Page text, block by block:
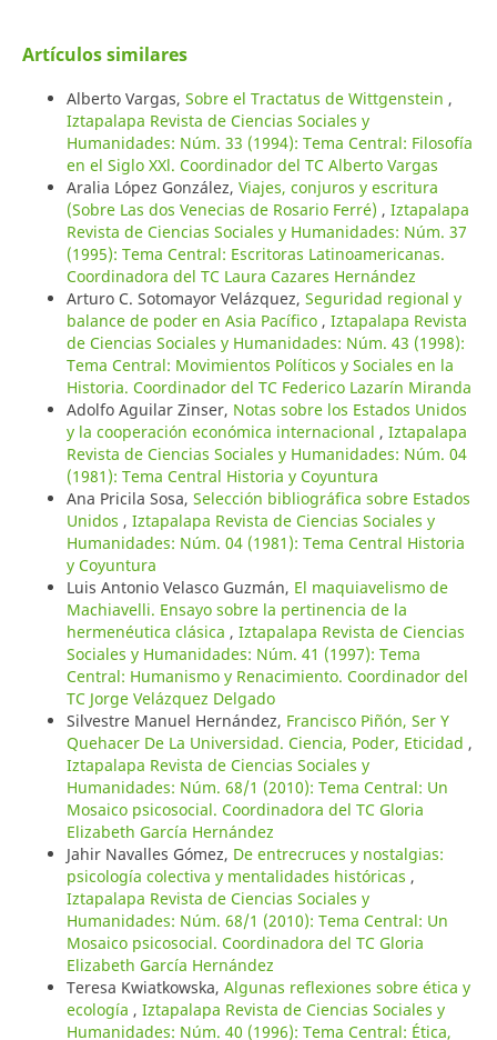
Artículos similares
Alberto Vargas, Sobre el Tractatus de Wittgenstein ,
Iztapalapa Revista de Ciencias Sociales y
Humanidades: Núm. 33 (1994): Tema Central: Filosofía
en el Siglo XXl. Coordinador del TC Alberto Vargas
Aralia López González, Viajes, conjuros y escritura
(Sobre Las dos Venecias de Rosario Ferré) , Iztapalapa
Revista de Ciencias Sociales y Humanidades: Núm. 37
(1995): Tema Central: Escritoras Latinoamericanas.
Coordinadora del TC Laura Cazares Hernández
Arturo C. Sotomayor Velázquez, Seguridad regional y
balance de poder en Asia Pacífico , Iztapalapa Revista
de Ciencias Sociales y Humanidades: Núm. 43 (1998):
Tema Central: Movimientos Políticos y Sociales en la
Historia. Coordinador del TC Federico Lazarín Miranda
Adolfo Aguilar Zinser, Notas sobre los Estados Unidos
y la cooperación económica internacional , Iztapalapa
Revista de Ciencias Sociales y Humanidades: Núm. 04
(1981): Tema Central Historia y Coyuntura
Ana Pricila Sosa, Selección bibliográfica sobre Estados
Unidos , Iztapalapa Revista de Ciencias Sociales y
Humanidades: Núm. 04 (1981): Tema Central Historia
y Coyuntura
Luis Antonio Velasco Guzmán, El maquiavelismo de
Machiavelli. Ensayo sobre la pertinencia de la
hermenéutica clásica , Iztapalapa Revista de Ciencias
Sociales y Humanidades: Núm. 41 (1997): Tema
Central: Humanismo y Renacimiento. Coordinador del
TC Jorge Velázquez Delgado
Silvestre Manuel Hernández, Francisco Piñón, Ser Y
Quehacer De La Universidad. Ciencia, Poder, Eticidad ,
Iztapalapa Revista de Ciencias Sociales y
Humanidades: Núm. 68/1 (2010): Tema Central: Un
Mosaico psicosocial. Coordinadora del TC Gloria
Elizabeth García Hernández
Jahir Navalles Gómez, De entrecruces y nostalgias:
psicología colectiva y mentalidades históricas ,
Iztapalapa Revista de Ciencias Sociales y
Humanidades: Núm. 68/1 (2010): Tema Central: Un
Mosaico psicosocial. Coordinadora del TC Gloria
Elizabeth García Hernández
Teresa Kwiatkowska, Algunas reflexiones sobre ética y
ecología , Iztapalapa Revista de Ciencias Sociales y
Humanidades: Núm. 40 (1996): Tema Central: Ética,